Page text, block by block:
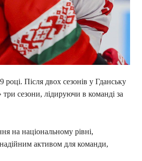
Після двох сезонів у Гданську
сезони, лідируючи в команді за
на національному рівні,
активом для команди,